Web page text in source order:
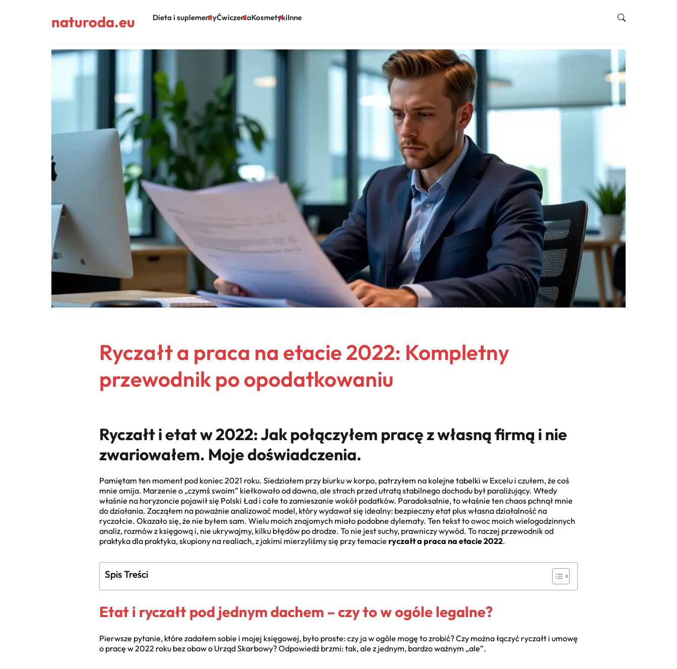
naturoda.eu Dieta i suplementyĆwiczeniaKosmetykiInne
Ryczałt a praca na etacie 2022: Kompletny
przewodnik po opodatkowaniu
Ryczałt i etat w 2022: Jak połączyłem pracę z własną firmą i nie
zwariowałem. Moje doświadczenia.
Pamiętam ten moment pod koniec 2021 roku. Siedziałem przy biurku w korpo, patrzyłem na kolejne tabelki w Excelu i czułem, że coś
mnie omija. Marzenie o „czymś swoim” kiełkowało od dawna, ale strach przed utratą stabilnego dochodu był paraliżujący. Wtedy
właśnie na horyzoncie pojawił się Polski Ład i całe to zamieszanie wokół podatków. Paradoksalnie, to właśnie ten chaos pchnął mnie
do działania. Zacząłem na poważnie analizować model, który wydawał się idealny: bezpieczny etat plus własna działalność na
ryczałcie. Okazało się, że nie byłem sam. Wielu moich znajomych miało podobne dylematy. Ten tekst to owoc moich wielogodzinnych
analiz, rozmów z księgową i, nie ukrywajmy, kilku błędów po drodze. To nie jest suchy, prawniczy wywód. To raczej przewodnik od
praktyka dla praktyka, skupiony na realiach, z jakimi mierzyliśmy się przy temacie ryczałt a praca na etacie 2022.
Spis Treści
Etat i ryczałt pod jednym dachem – czy to w ogóle legalne?
Pierwsze pytanie, które zadałem sobie i mojej księgowej, było proste: czy ja w ogóle mogę to zrobić? Czy można łączyć ryczałt i umowę
o pracę w 2022 roku bez obaw o Urząd Skarbowy? Odpowiedź brzmi: tak, ale z jednym, bardzo ważnym „ale”.